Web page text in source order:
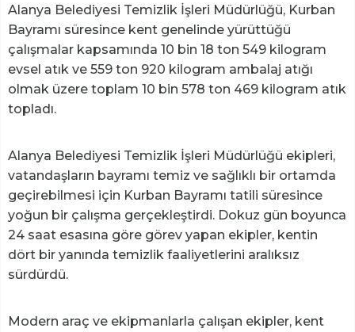
Alanya Belediyesi Temizlik İşleri Müdürlüğü, Kurban
Bayramı süresince kent genelinde yürüttüğü
çalışmalar kapsamında 10 bin 18 ton 549 kilogram
evsel atık ve 559 ton 920 kilogram ambalaj atığı
olmak üzere toplam 10 bin 578 ton 469 kilogram atık
topladı.
Alanya Belediyesi Temizlik İşleri Müdürlüğü ekipleri,
vatandaşların bayramı temiz ve sağlıklı bir ortamda
geçirebilmesi için Kurban Bayramı tatili süresince
yoğun bir çalışma gerçekleştirdi. Dokuz gün boyunca
24 saat esasına göre görev yapan ekipler, kentin
dört bir yanında temizlik faaliyetlerini aralıksız
sürdürdü.
Modern araç ve ekipmanlarla çalışan ekipler, kent